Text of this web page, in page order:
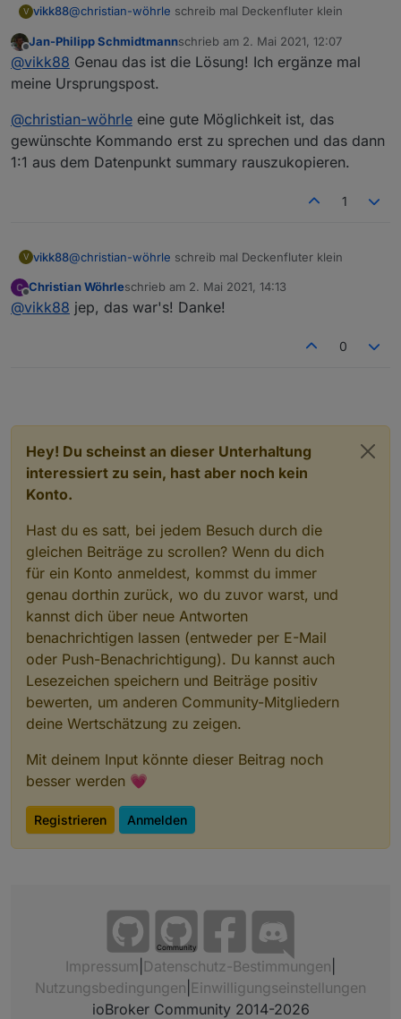
Das kann damit eigentlich nichts zu tun haben
V vikk88@christian-wöhrle schreib mal Deckenfluter klein
Offline
Jan-Philipp Schmidtmannschrieb am 2. Mai 2021, 12:07
zuletzt editiert von
@vikk88 Genau das ist die Lösung! Ich ergänze mal
meine Ursprungspost.
@christian-wöhrle eine gute Möglichkeit ist, das
gewünschte Kommando erst zu sprechen und das dann
1:1 aus dem Datenpunkt summary rauszukopieren.
1
V vikk88@christian-wöhrle schreib mal Deckenfluter klein
Offline
Christian Wöhrleschrieb am 2. Mai 2021, 14:13
zuletzt editiert von
@vikk88 jep, das war's! Danke!
0
Hey! Du scheinst an dieser Unterhaltung
interessiert zu sein, hast aber noch kein
Konto.
Hast du es satt, bei jedem Besuch durch die
gleichen Beiträge zu scrollen? Wenn du dich
für ein Konto anmeldest, kommst du immer
genau dorthin zurück, wo du zuvor warst, und
kannst dich über neue Antworten
benachrichtigen lassen (entweder per E-Mail
oder Push-Benachrichtigung). Du kannst auch
Lesezeichen speichern und Beiträge positiv
bewerten, um anderen Community-Mitgliedern
deine Wertschätzung zu zeigen.
Mit deinem Input könnte dieser Beitrag noch
besser werden 💗
Registrieren Anmelden
Community
Impressum Datenschutz-Bestimmungen
Nutzungsbedingungen Einwilligungseinstellungen
ioBroker Community 2014-2026